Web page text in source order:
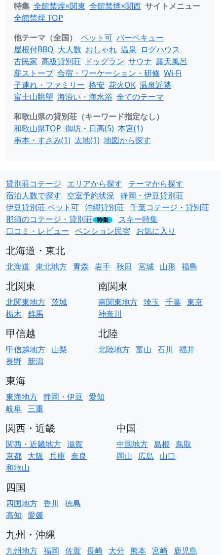
特集 全館禁煙×関東 全館禁煙×関西 サイトメニュー
全館禁煙 TOP
他テーマ（全国）
ペット可 バーベキュー
屋根付BBQ 大人数 おしゃれ 温泉 ログハウス
古民家 高級貸別荘 ドッグラン サウナ 露天風呂
薪ストーブ 合宿・ワーケーション・研修 Wi-Fi
子連れ・ファミリー 格安 花火OK 温泉近隣
富士山眺望 海沿い・海水浴 全てのテーマ
和歌山県の貸別荘（キーワード指定なし）
和歌山県TOP 御坊・日高(5) 本宮(1)
串本・すさみ(1) 太地(1) 地図から探す
貸別荘コテージ エリアから探す
テーマから探す
宿泊人数で探す
空室予約状況 静岡・伊豆貸別荘
伊豆貸別荘 ペット可 沖縄貸別荘 千葉コテージ・貸別荘
那須のコテージ・貸別荘 特集
スキー特集
口コミ・レビュー ペンション民宿 お気に入り
北海道・東北
北海道 東北地方 青森 岩手 秋田 宮城 山形 福島
北関東
北関東地方 茨城
栃木 群馬
南関東
南関東地方 埼玉 千葉 東京
神奈川
甲信越
甲信越地方 山梨
長野
新潟
北陸
北陸地方 富山 石川 福井
東海
東海地方 静岡・伊豆 愛知
岐阜 三重
関西・近畿
関西・近畿地方 滋賀
京都 大阪 兵庫 奈良
和歌山
中国
中国地方 島根 鳥取
岡山
広島 山口
四国
四国地方 香川
徳島
高知 愛媛
九州・沖縄
九州地方 福岡 佐賀 長崎 大分 熊本 宮崎 鹿児島